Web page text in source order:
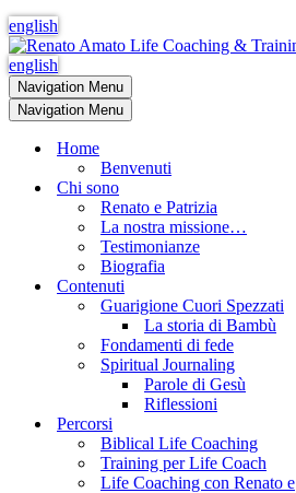
english
english
Navigation Menu
Navigation Menu
Home
Benvenuti
Chi sono
Renato e Patrizia
La nostra missione…
Testimonianze
Biografia
Contenuti
Guarigione Cuori Spezzati
La storia di Bambù
Fondamenti di fede
Spiritual Journaling
Parole di Gesù
Riflessioni
Percorsi
Biblical Life Coaching
Training per Life Coach
Life Coaching con Renato e